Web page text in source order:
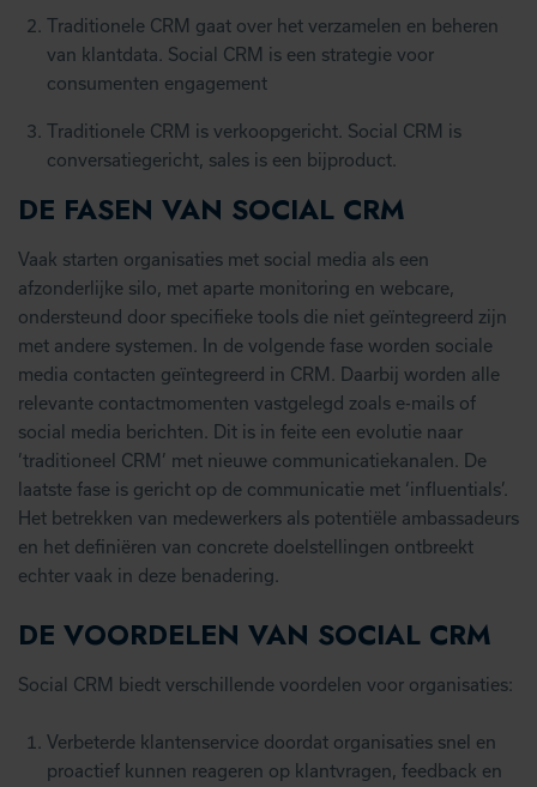
Traditionele CRM gaat over het verzamelen en beheren
van klantdata. Social CRM is een strategie voor
consumenten engagement
Traditionele CRM is verkoopgericht. Social CRM is
conversatiegericht, sales is een bijproduct.
DE FASEN VAN SOCIAL CRM
Vaak starten organisaties met social media als een
afzonderlijke silo, met aparte monitoring en webcare,
ondersteund door specifieke tools die niet geïntegreerd zijn
met andere systemen. In de volgende fase worden sociale
media contacten geïntegreerd in CRM. Daarbij worden alle
relevante contactmomenten vastgelegd zoals e-mails of
social media berichten. Dit is in feite een evolutie naar
’traditioneel CRM’ met nieuwe communicatiekanalen. De
laatste fase is gericht op de communicatie met ‘influentials’.
Het betrekken van medewerkers als potentiële ambassadeurs
en het definiëren van concrete doelstellingen ontbreekt
echter vaak in deze benadering.
DE VOORDELEN VAN SOCIAL CRM
Social CRM biedt verschillende voordelen voor organisaties:
Verbeterde klantenservice doordat organisaties snel en
proactief kunnen reageren op klantvragen, feedback en